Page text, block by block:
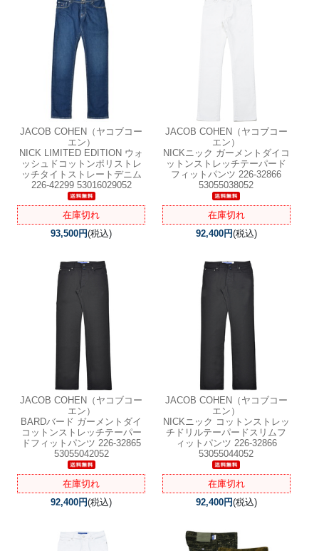
JACOB COHEN（ヤコブコー
エン）
NICK LIMITED EDITION ウォ
ッシュドコットンポリストレ
ッチタイトストレートデニム
226-42299 53016029052
在庫切れ
93,500円(税込)
JACOB COHEN（ヤコブコー
エン）
NICKニック ガーメントダイコ
ットンストレッチテーパード
フィットパンツ 226-32866
53055038052
在庫切れ
92,400円(税込)
JACOB COHEN（ヤコブコー
エン）
BARDバード ガーメントダイ
コットンストレッチテーパー
ドフィットパンツ 226-32865
53055042052
在庫切れ
92,400円(税込)
JACOB COHEN（ヤコブコー
エン）
NICKニック コットンストレッ
チドリルテーパードスリムフ
ィットパンツ 226-32866
53055044052
在庫切れ
92,400円(税込)